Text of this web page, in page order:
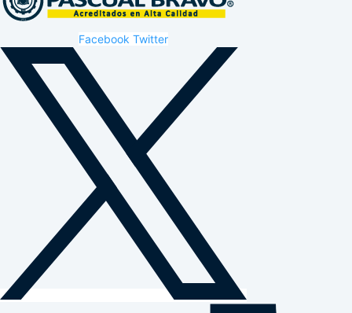
Facebook Twitter